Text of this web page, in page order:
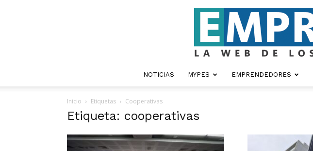
NOTICIAS MYPES EMPRENDEDORES
Inicio Etiquetas Cooperativas
Etiqueta: cooperativas